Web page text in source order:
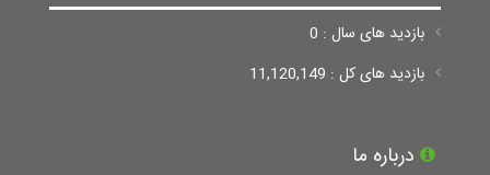
بازدید های سال : 0
بازدید های کل : 11,120,149
درباره ما